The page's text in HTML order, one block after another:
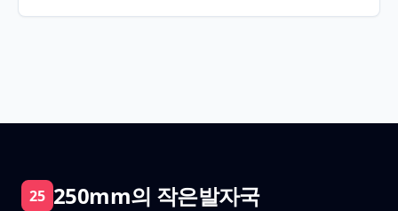
25 250mm의 작은발자국